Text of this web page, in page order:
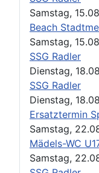
Samstag,
Beach
Samstag,
SSG Radler
Dienstag,
SSG Radler
Dienstag,
Ersatztermin
Samstag,
Mädels-WC
Samstag,